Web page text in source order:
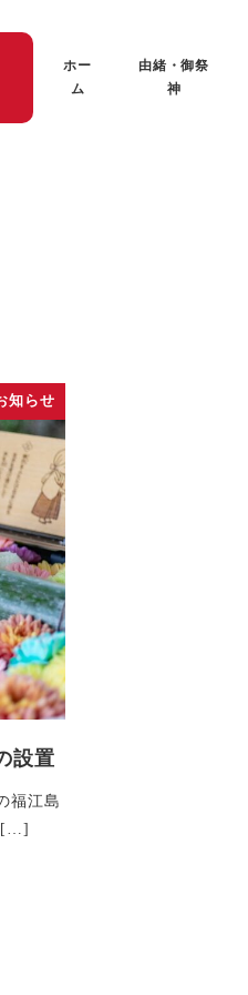
ホー
ム
由緒・御祭
神
知らせ
設置
福江島
[…]